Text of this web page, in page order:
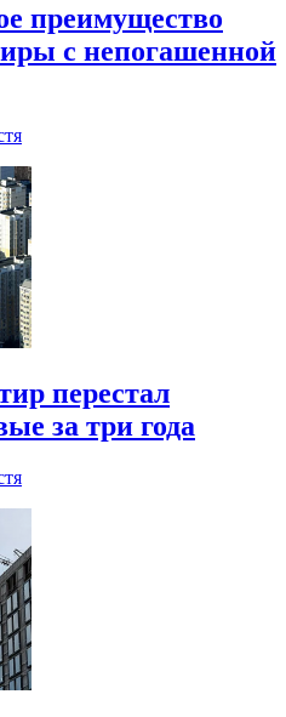
преимущество
с непогашенной
перестал
за три года